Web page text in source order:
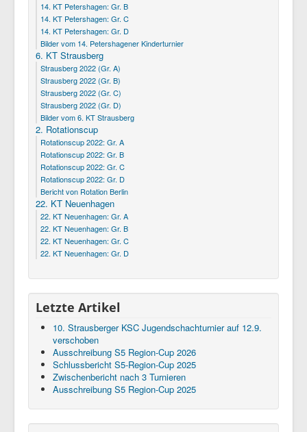
14. KT Petershagen: Gr. B
14. KT Petershagen: Gr. C
14. KT Petershagen: Gr. D
Bilder vom 14. Petershagener Kinderturnier
6. KT Strausberg
Strausberg 2022 (Gr. A)
Strausberg 2022 (Gr. B)
Strausberg 2022 (Gr. C)
Strausberg 2022 (Gr. D)
Bilder vom 6. KT Strausberg
2. Rotationscup
Rotationscup 2022: Gr. A
Rotationscup 2022: Gr. B
Rotationscup 2022: Gr. C
Rotationscup 2022: Gr. D
Bericht von Rotation Berlin
22. KT Neuenhagen
22. KT Neuenhagen: Gr. A
22. KT Neuenhagen: Gr. B
22. KT Neuenhagen: Gr. C
22. KT Neuenhagen: Gr. D
Letzte Artikel
10. Strausberger KSC Jugendschachturnier auf 12.9.
verschoben
Ausschreibung S5 Region-Cup 2026
Schlussbericht S5-Region-Cup 2025
Zwischenbericht nach 3 Turnieren
Ausschreibung S5 Region-Cup 2025